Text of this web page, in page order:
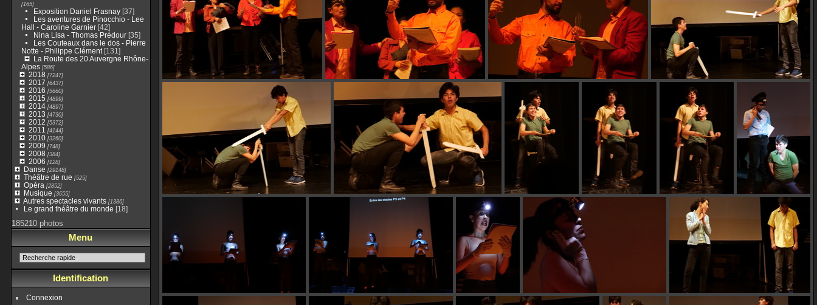
[165]
Exposition Daniel Frasnay[37]
Les aventures de Pinocchio - Lee
Hall - Caroline Garnier [42]
Nina Lisa - Thomas Prédour[35]
Les Couteaux dans le dos - Pierre
Notte - Philippe Clément[131]
La Route des 20 Auvergne Rhône-
Alpes[586]
2018 [7247]
2017 [6437]
2016 [5660]
2015 [4899]
2014[4897]
2013 [4730]
2012 [5372]
2011 [4144]
2010[3260]
2009 [748]
2008 [384]
2006 [128]
Danse [29148]
Théâtre de rue [525]
Opéra [2852]
Musique [3655]
Autres spectacles vivants[1386]
Le grand théâtre du monde [18]
185210 photos
Menu
Identification
Connexion